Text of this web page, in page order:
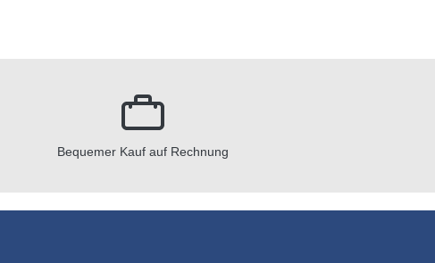
Bequemer Kauf auf Rechnung